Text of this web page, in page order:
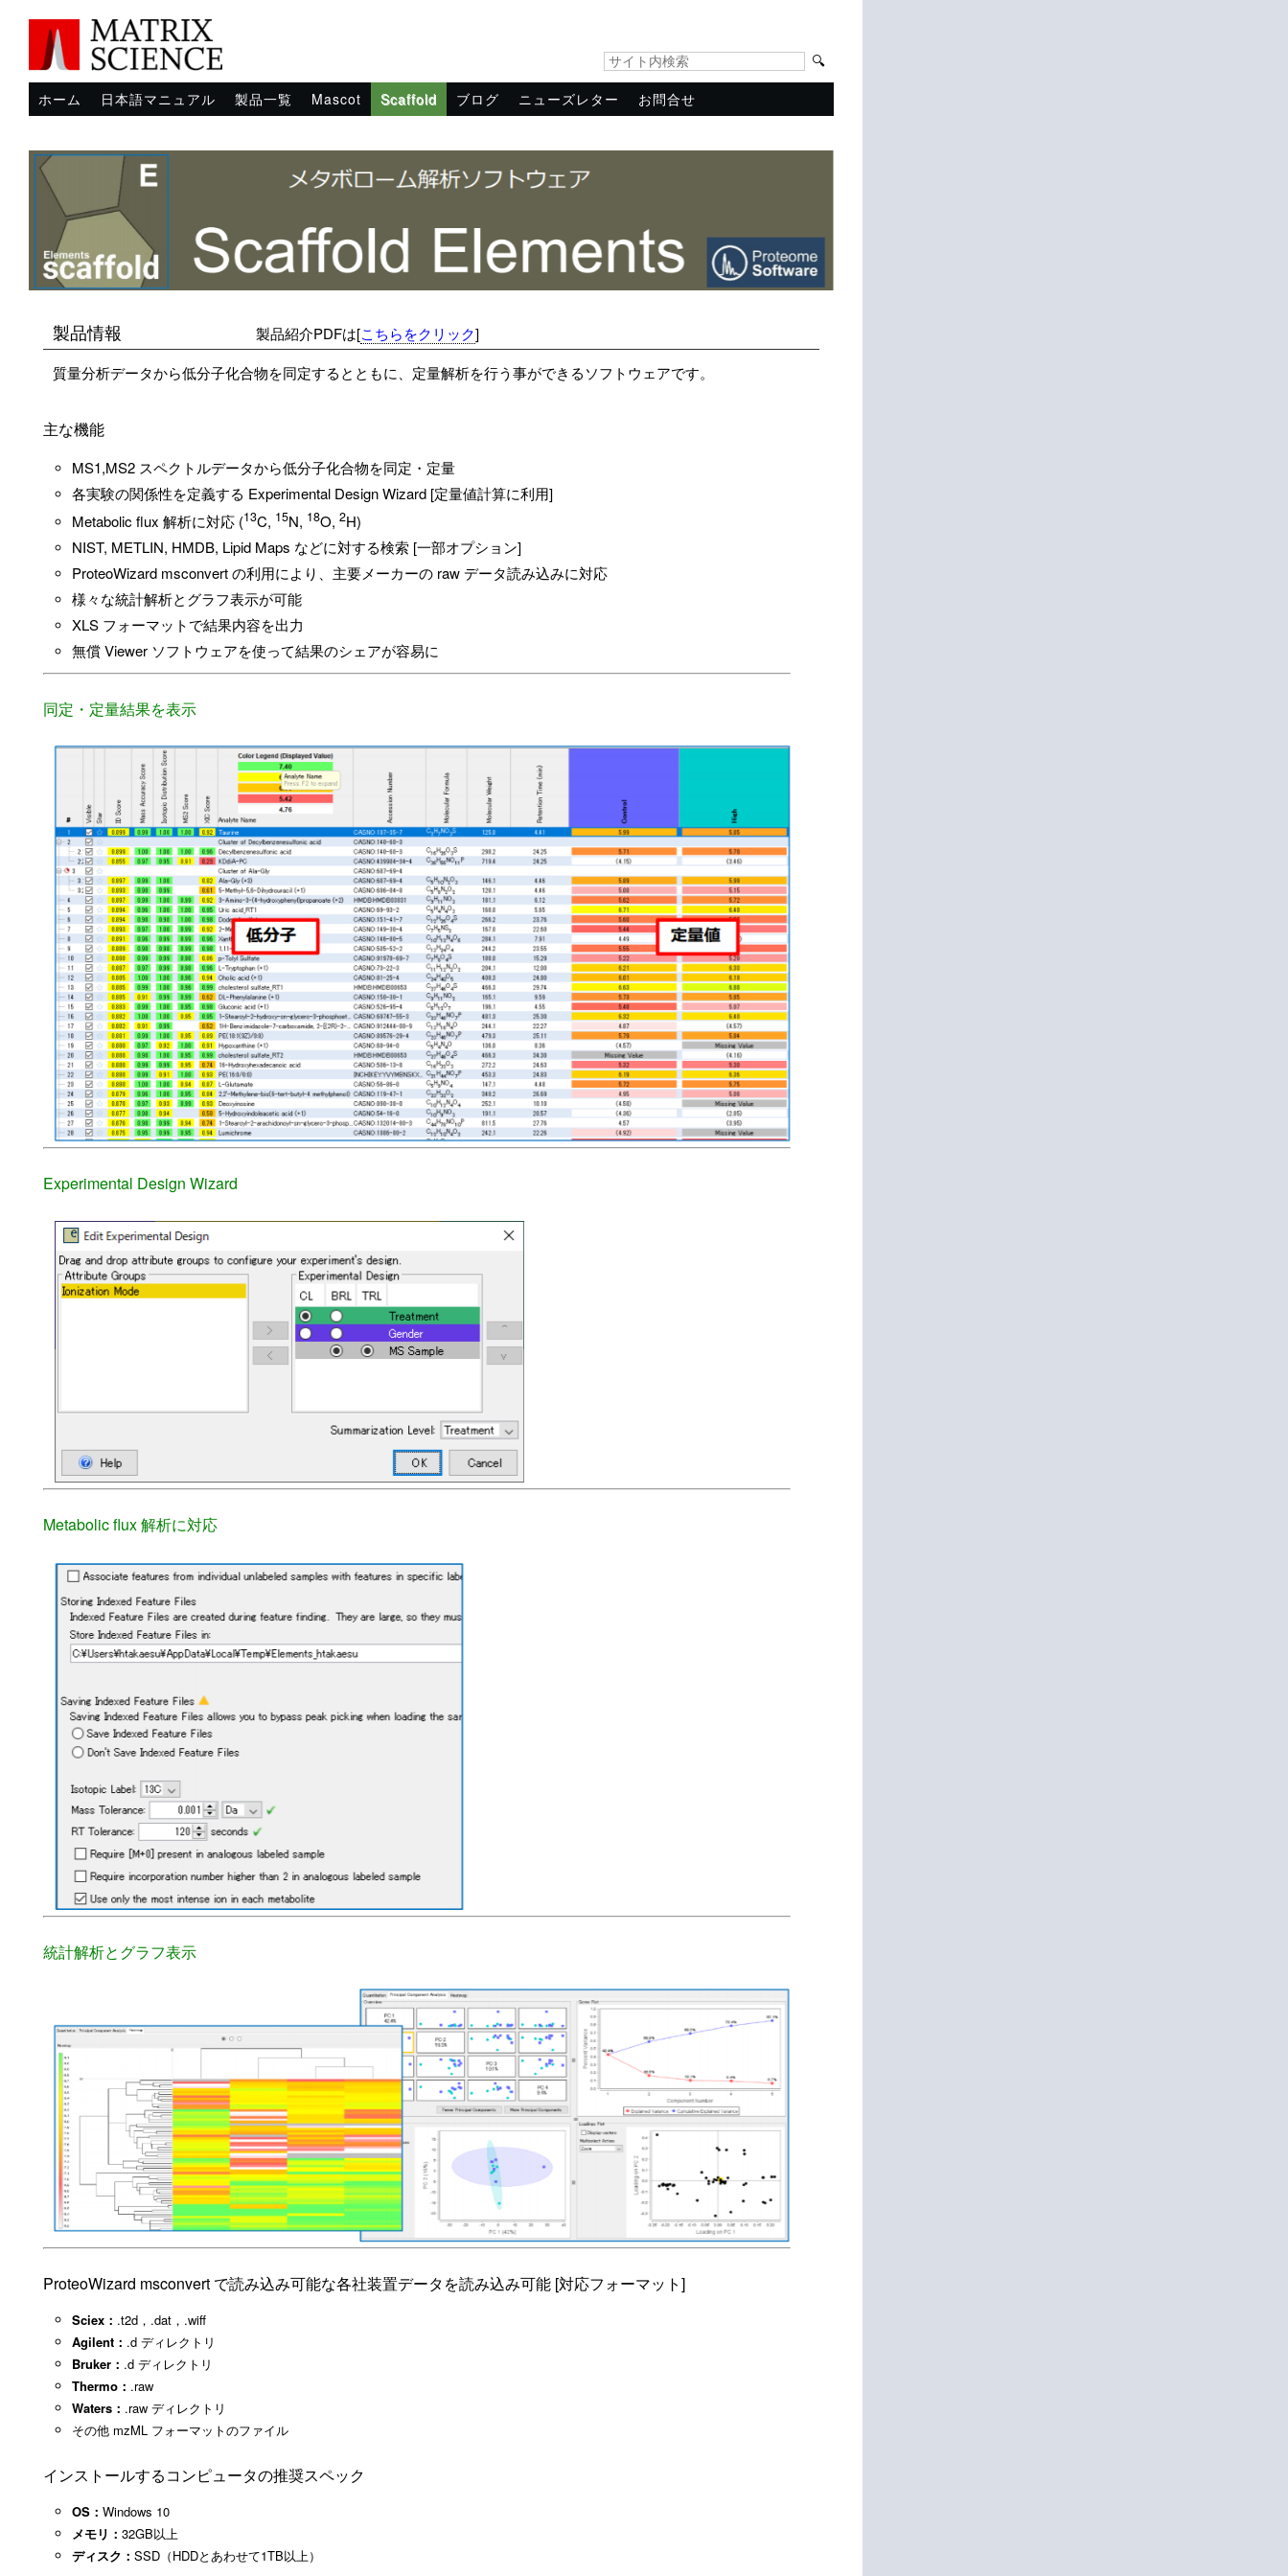
🔍
ホーム 日本語マニュアル 製品一覧 Mascot Scaffold ブログ ニューズレター お問合せ
製品情報 製品紹介PDFは[こちらをクリック]
質量分析データから低分子化合物を同定するとともに、定量解析を行う事ができるソフトウェアです。
主な機能
MS1,MS2 スペクトルデータから低分子化合物を同定・定量
各実験の関係性を定義する Experimental Design Wizard [定量値計算に利用]
Metabolic flux 解析に対応 (13C, 15N, 18O, 2H)
NIST, METLIN, HMDB, Lipid Maps などに対する検索 [一部オプション]
ProteoWizard msconvert の利用により、主要メーカーの raw データ読み込みに対応
様々な統計解析とグラフ表示が可能
XLS フォーマットで結果内容を出力
無償 Viewer ソフトウェアを使って結果のシェアが容易に
同定・定量結果を表示
Experimental Design Wizard
Metabolic flux 解析に対応
統計解析とグラフ表示
ProteoWizard msconvert で読み込み可能な各社装置データを読み込み可能 [対応フォーマット]
Sciex： .t2d，.dat，.wiff
Agilent： .d ディレクトリ
Bruker： .d ディレクトリ
Thermo： .raw
Waters： .raw ディレクトリ
その他 mzML フォーマットのファイル
インストールするコンピュータの推奨スペック
OS： Windows 10
メモリ： 32GB以上
ディスク： SSD（HDDとあわせて1TB以上）